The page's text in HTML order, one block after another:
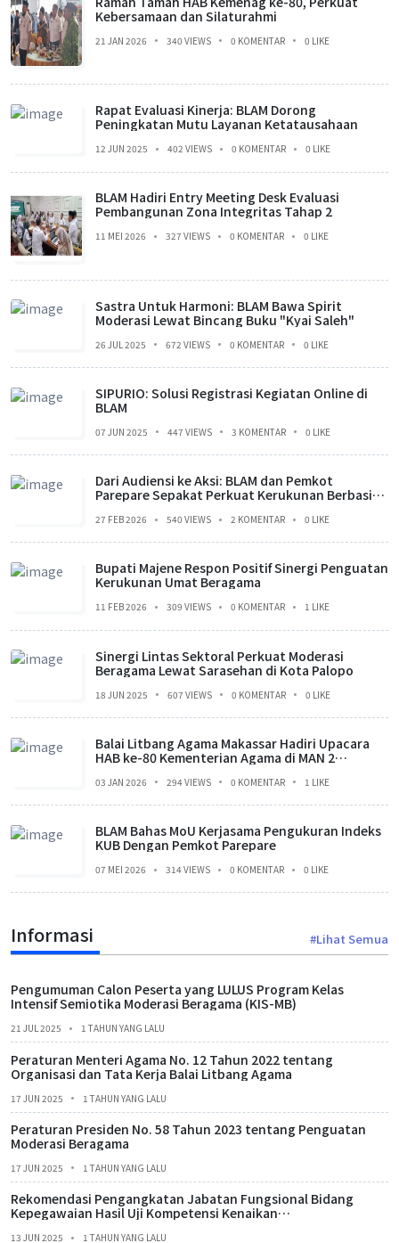
Kebersamaan dan Silaturahmi
21 JAN 2026 340 VIEWS 0 KOMENTAR 0 LIKE
Rapat Evaluasi Kinerja: BLAM Dorong
Peningkatan Mutu Layanan Ketatausahaan
12 JUN 2025 402 VIEWS 0 KOMENTAR 0 LIKE
BLAM Hadiri Entry Meeting Desk Evaluasi
Pembangunan Zona Integritas Tahap 2
11 MEI 2026 327 VIEWS 0 KOMENTAR 0 LIKE
Sastra Untuk Harmoni: BLAM Bawa Spirit
Moderasi Lewat Bincang Buku "Kyai Saleh"
26 JUL 2025 672 VIEWS 0 KOMENTAR 0 LIKE
SIPURIO: Solusi Registrasi Kegiatan Online di
BLAM
07 JUN 2025 447 VIEWS 3 KOMENTAR 0 LIKE
Dari Audiensi ke Aksi: BLAM dan Pemkot
Parepare Sepakat Perkuat Kerukunan Berbasis
27 FEB 2026 540 VIEWS 2 KOMENTAR 0 LIKE
Bupati Majene Respon Positif Sinergi Penguatan
Kerukunan Umat Beragama
11 FEB 2026 309 VIEWS 0 KOMENTAR 1 LIKE
Sinergi Lintas Sektoral Perkuat Moderasi
Beragama Lewat Sarasehan di Kota Palopo
18 JUN 2025 607 VIEWS 0 KOMENTAR 0 LIKE
Balai Litbang Agama Makassar Hadiri Upacara
HAB ke-80 Kementerian Agama di MAN 2
03 JAN 2026 294 VIEWS 0 KOMENTAR 1 LIKE
BLAM Bahas MoU Kerjasama Pengukuran Indeks
KUB Dengan Pemkot Parepare
07 MEI 2026 314 VIEWS 0 KOMENTAR 0 LIKE
Informasi #Lihat Semua
Pengumuman Calon Peserta yang LULUS Program Kelas
Intensif Semiotika Moderasi Beragama (KIS-MB)
21 JUL 2025 1 TAHUN YANG LALU
Peraturan Menteri Agama No. 12 Tahun 2022 tentang
Organisasi dan Tata Kerja Balai Litbang Agama
17 JUN 2025 1 TAHUN YANG LALU
Peraturan Presiden No. 58 Tahun 2023 tentang Penguatan
Moderasi Beragama
17 JUN 2025 1 TAHUN YANG LALU
Rekomendasi Pengangkatan Jabatan Fungsional Bidang
Kepegawaian Hasil Uji Kompetensi Kenaikan
13 JUN 2025 1 TAHUN YANG LALU